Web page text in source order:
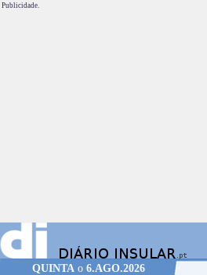
Publicidade.
QUINTAo 6.AGO.2026